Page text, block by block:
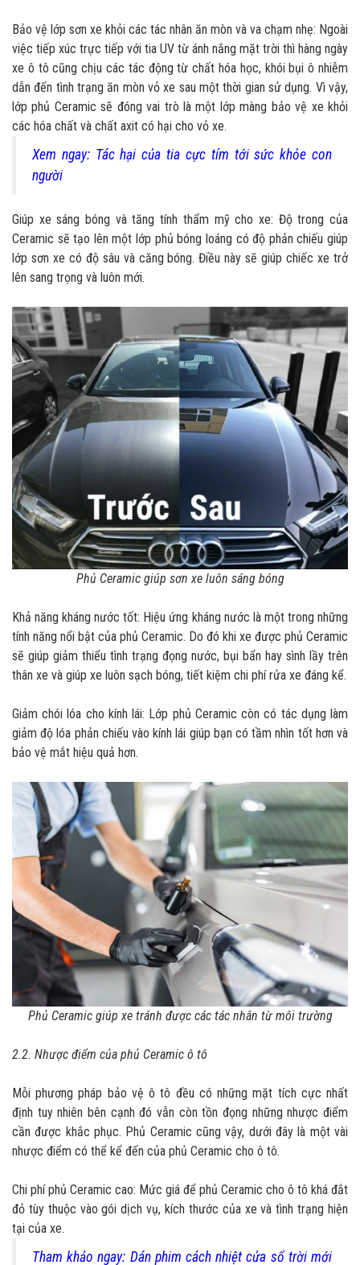
Bảo vệ lớp sơn xe khỏi các tác nhân ăn mòn và va chạm nhẹ: Ngoài
việc tiếp xúc trực tiếp với tia UV từ ánh nắng mặt trời thì hàng ngày
xe ô tô cũng chịu các tác động từ chất hóa học, khói bụi ô nhiễm
dẫn đến tình trạng ăn mòn vỏ xe sau một thời gian sử dụng. Vì vậy,
lớp phủ Ceramic sẽ đóng vai trò là một lớp màng bảo vệ xe khỏi
các hóa chất và chất axit có hại cho vỏ xe.
Xem ngay: Tác hại của tia cực tím tới sức khỏe con
người
Giúp xe sáng bóng và tăng tính thẩm mỹ cho xe: Độ trong của
Ceramic sẽ tạo lên một lớp phủ bóng loáng có độ phản chiếu giúp
lớp sơn xe có độ sâu và căng bóng. Điều này sẽ giúp chiếc xe trở
lên sang trọng và luôn mới.
Phủ Ceramic giúp sơn xe luôn sáng bóng
Khả năng kháng nước tốt: Hiệu ứng kháng nước là một trong những
tính năng nổi bật của phủ Ceramic. Do đó khi xe được phủ Ceramic
sẽ giúp giảm thiểu tình trạng đọng nước, bụi bẩn hay sình lầy trên
thân xe và giúp xe luôn sạch bóng, tiết kiệm chi phí rửa xe đáng kể.
Giảm chói lóa cho kính lái: Lớp phủ Ceramic còn có tác dụng làm
giảm độ lóa phản chiếu vào kính lái giúp bạn có tầm nhìn tốt hơn và
bảo vệ mắt hiệu quả hơn.
Phủ Ceramic giúp xe tránh được các tác nhân từ môi trường
2.2. Nhược điểm của phủ Ceramic ô tô
Mỗi phương pháp bảo vệ ô tô đều có những mặt tích cực nhất
định tuy nhiên bên cạnh đó vẫn còn tồn đọng những nhược điểm
cần được khắc phục. Phủ Ceramic cũng vậy, dưới đây là một vài
nhược điểm có thể kể đến của phủ Ceramic cho ô tô.
Chi phí phủ Ceramic cao: Mức giá để phủ Ceramic cho ô tô khá đắt
đỏ tùy thuộc vào gói dịch vụ, kích thước của xe và tình trạng hiện
tại của xe.
Tham khảo ngay: Dán phim cách nhiệt cửa sổ trời mới